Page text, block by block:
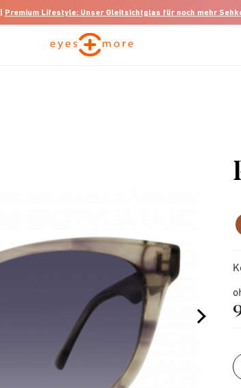
Premium Lifestyle: Unser Gleitsichtglas für noch mehr